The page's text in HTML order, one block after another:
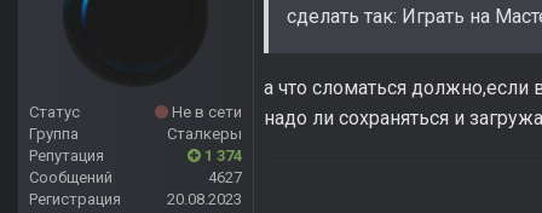
Статус
Не в сети
Группа
Сталкеры
Репутация
1 374
Сообщений
4627
Регистрация
20.08.2023
сделать так: Играть на
а что сломаться
надо ли сохраняться и